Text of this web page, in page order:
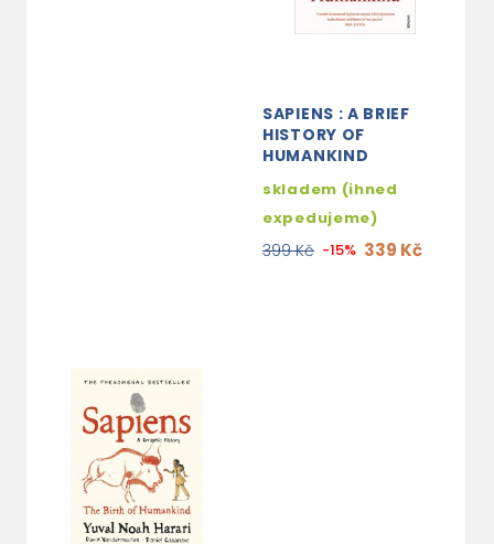
SAPIENS : A BRIEF
HISTORY OF
HUMANKIND
skladem (ihned
expedujeme)
399 Kč -15% 339 Kč